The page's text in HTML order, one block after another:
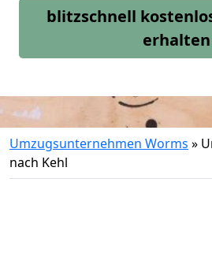
blitzschnell
erhalten
Umzugsunternehmen Worms »
nach Kehl